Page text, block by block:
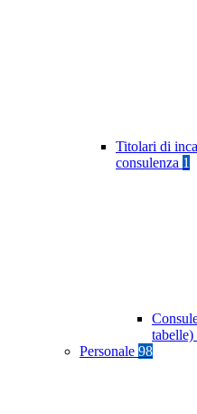
Titolari di
consulenza 1
tabelle)
Personale 98